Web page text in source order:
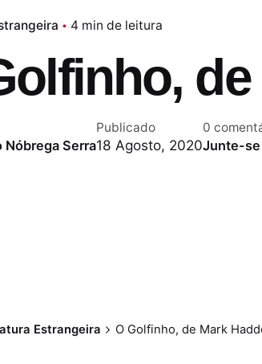
4 min de leitura
Nóbrega Serra
Publicado
18 Agosto, 2020
0
Junte-se
Estrangeira O Golfinho, de Mark